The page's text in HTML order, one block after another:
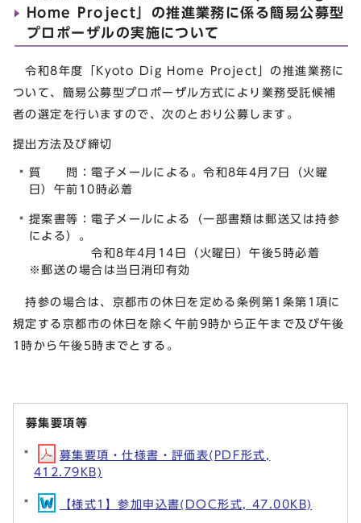
Home Project」の推進業務に係る簡易公募型
プロポーザルの実施について
令和8年度「Kyoto Dig Home Project」の推進業務に
ついて、簡易公募型プロポーザル方式により業務受託候補
者の選定を行いますので、次のとおり公募します。
提出方法及び締切
質 問：電子メールによる。令和8年4月7日（火曜
日）午前10時必着
提案書等：電子メールによる（一部書類は郵送又は持参
による）。
令和8年4月14日（火曜日）午後5時必着
※郵送の場合は当日消印有効
持参の場合は、京都市の休日を定める条例第1条第1項に
規定する京都市の休日を除く午前9時から正午まで及び午後
1時から午後5時までとする。
募集要項等
募集要項・仕様書・評価表(PDF形式,
412.79KB)
【様式1】参加申込書(DOC形式, 47.00KB)